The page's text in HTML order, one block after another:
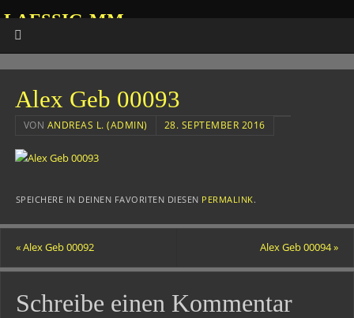
LAESSIG-MM
Alex Geb 00093
VON ANDREAS L. (ADMIN) 28. SEPTEMBER 2016
SPEICHERE IN DEINEN FAVORITEN DIESEN PERMALINK.
«Alex Geb 00092 Alex Geb 00094»
Schreibe einen Kommentar